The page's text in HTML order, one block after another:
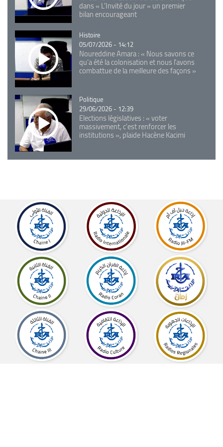
dans « L'Invité du jour » un premier
bilan encourageant
Catégorie
Histoire
05/07/2026 - 14:12
Noureddine Amara : « Nous savons ce
qu’a été la colonisation et nous l’avons
combattue de la meilleure des façons »
Catégorie
Politique
29/06/2026 - 12:39
Elections législatives : « voter
massivement, c'est renforcer les
institutions », plaide Hacène Kacimi